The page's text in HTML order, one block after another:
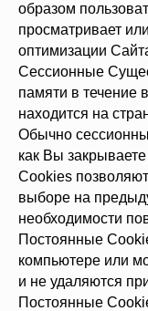
образом
просматривает
оптимизации
Сессионные
памяти в течение
находится на
Обычно
как Вы
Cookies
выборе на
необходимости
Постоянные
компьютере или
и не удаляются
Постоянные